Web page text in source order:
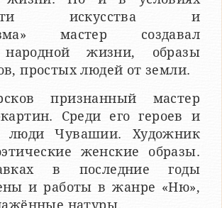
искусства и
мастер создавал
народной жизни, образы
простых людей от земли.
признанный мастер
картин. Среди его героев и
люди Чувашии. Художник
женские образы.
в последние годы
и работы в жанре «Ню»,
натуры.